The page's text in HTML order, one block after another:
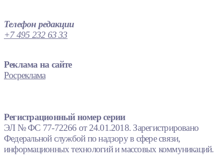
Телефон редакции
+7 495 232 63 33
Реклама на сайте
Росреклама
Регистрационный номер серии
ЭЛ № ФС 77-72266 от 24.01.2018. Зарегистрировано
Федеральной службой по надзору в сфере связи,
информационных технологий и массовых коммуникаций.